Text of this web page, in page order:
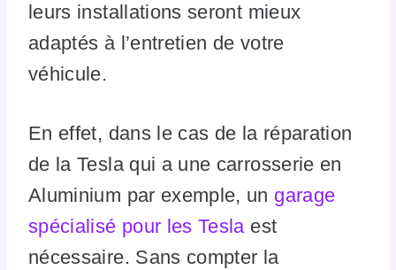
leurs installations seront mieux
adaptés à l’entretien de votre
véhicule.
En effet, dans le cas de la réparation
de la Tesla qui a une carrosserie en
Aluminium par exemple, un garage
spécialisé pour les Teslaest
nécessaire. Sans compter la